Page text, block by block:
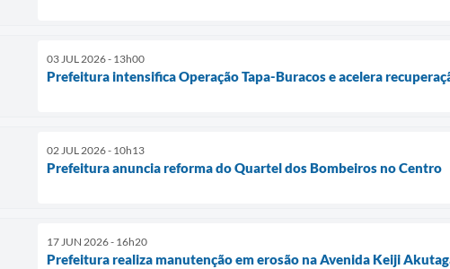
03 JUL 2026 - 13h00
Prefeitura intensifica Operação Tapa-Buracos e acelera
02 JUL 2026 - 10h13
Prefeitura anuncia reforma do Quartel dos Bombeiros no Centro
17 JUN 2026 - 16h20
Prefeitura realiza manutenção em erosão na Avenida Keiji